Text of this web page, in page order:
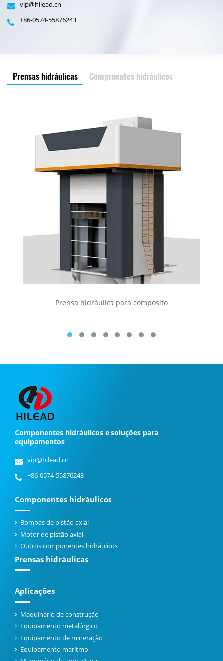
vip@hilead.cn
+86-0574-55876243
Prensas hidráulicas Componentes hidráulicos
Prensa hidráulica para compósito
Componentes hidráulicos e soluções para
equipamentos
vip@hilead.cn
+86-0574-55876243
Componentes hidráulicos
Bombas de pistão axial
Motor de pistão axial
Outros componentes hidráulicos
Prensas hidráulicas
Aplicações
Maquinário de construção
Equipamento metalúrgico
Equipamento de mineração
Equipamento marítmo